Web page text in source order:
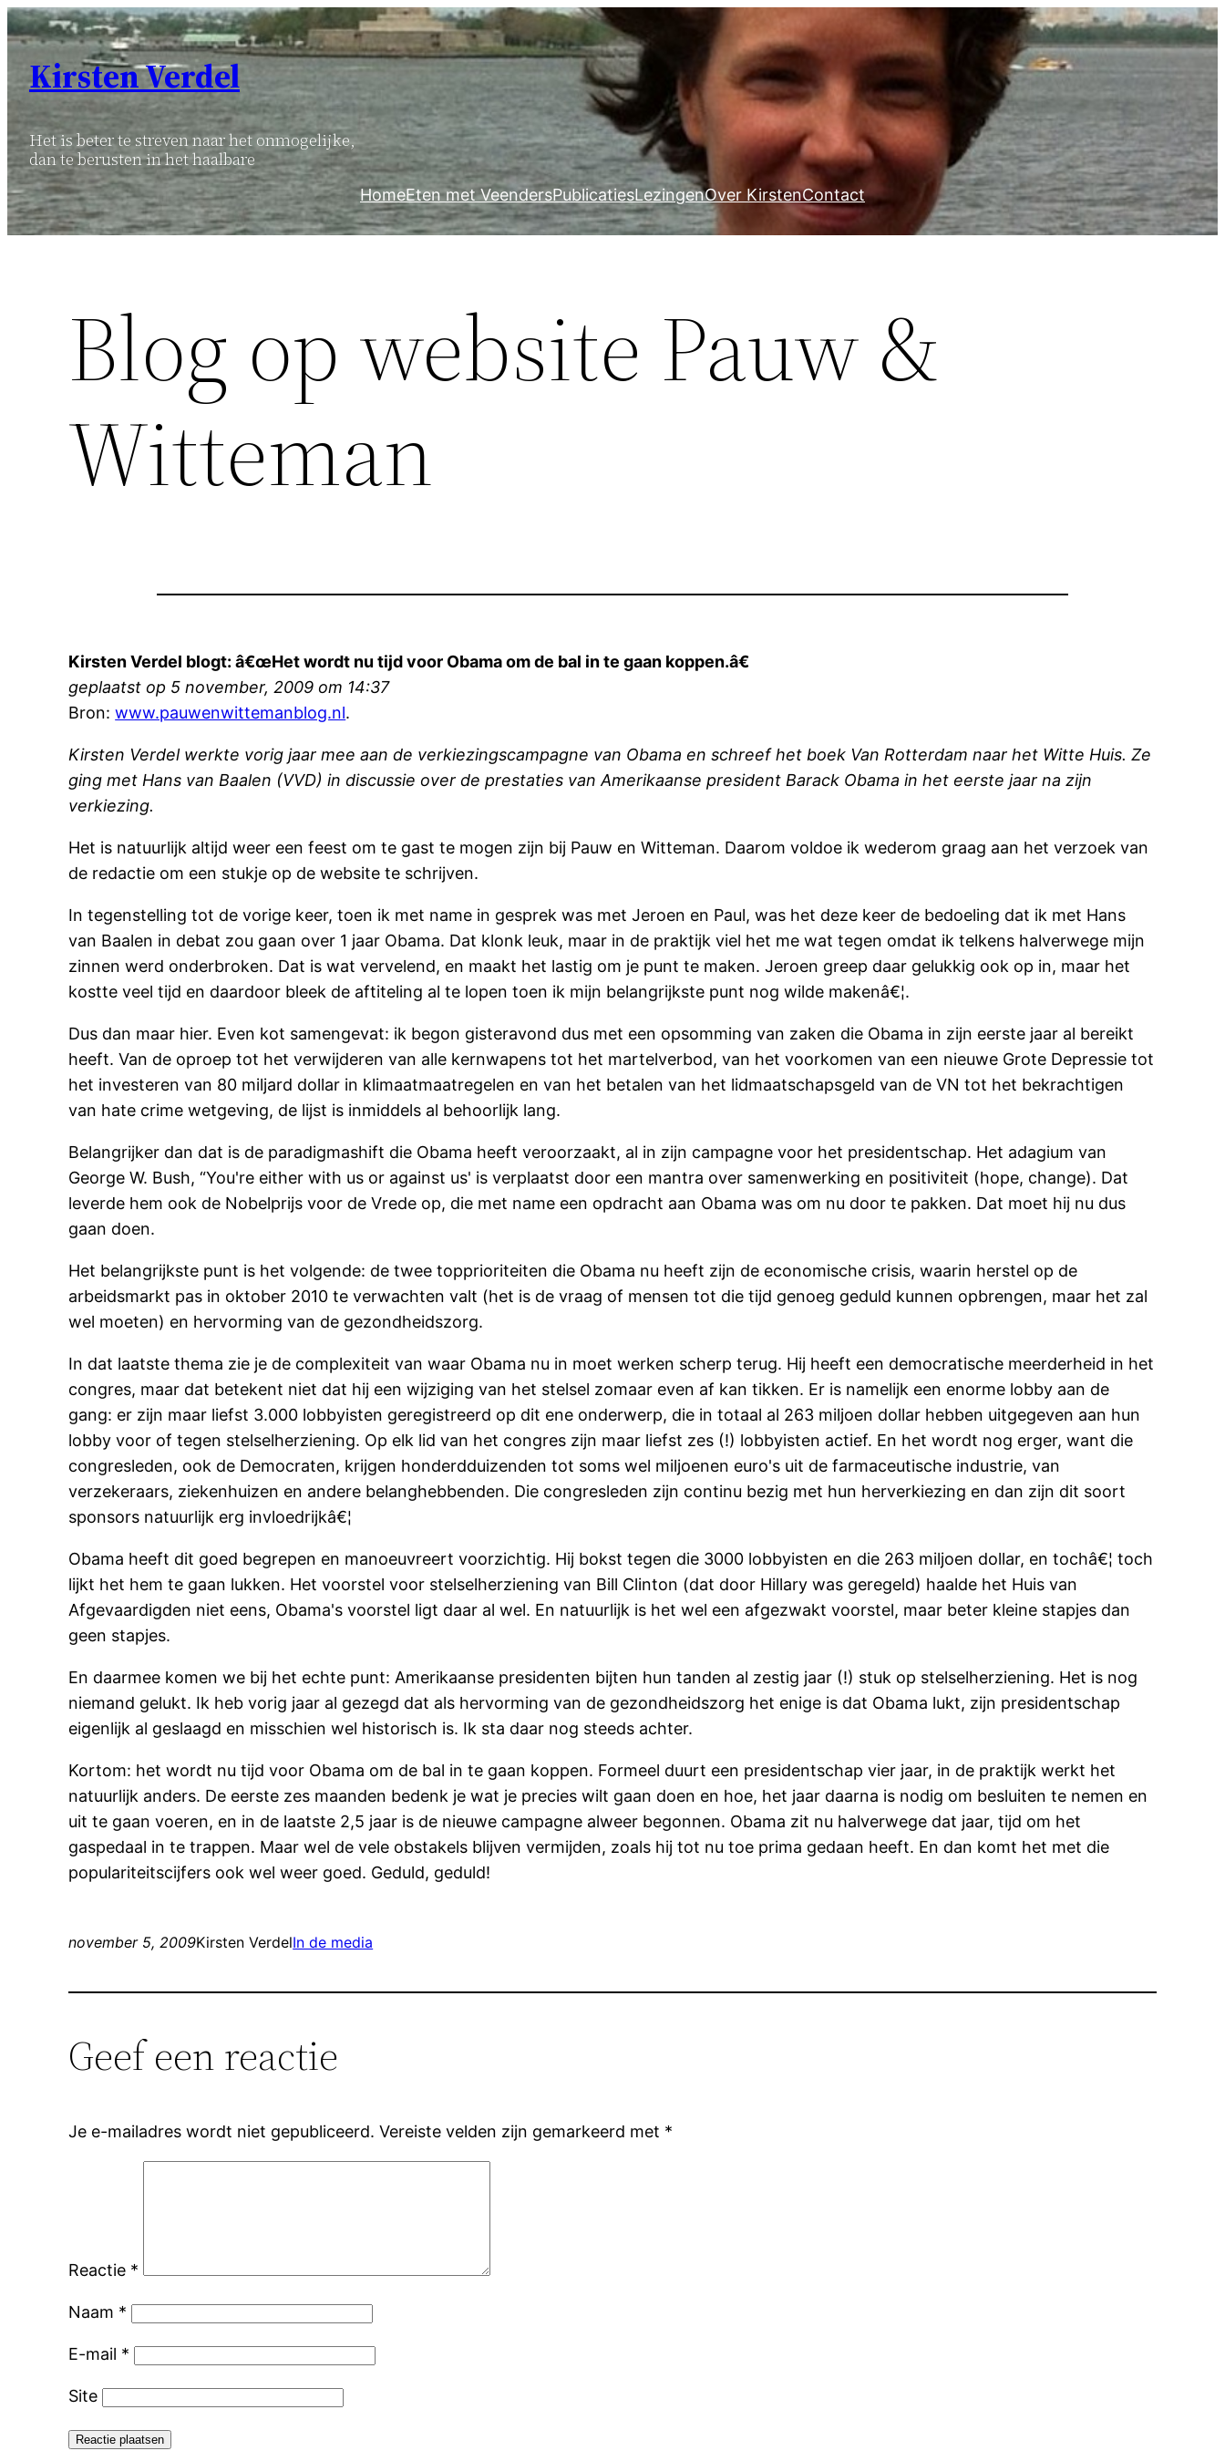
Ga
naar
inhoud
Kirsten Verdel
Het is beter te streven naar het onmogelijke,
dan te berusten in het haalbare
HomeEten met VeendersPublicatiesLezingenOver KirstenContact
Blog op website Pauw &
Witteman
Kirsten Verdel blogt: â€œHet wordt nu tijd voor Obama om de bal in te gaan koppen.â€
geplaatst op 5 november, 2009 om 14:37
Bron:www.pauwenwittemanblog.nl.
Kirsten Verdel werkte vorig jaar mee aan de verkiezingscampagne van Obama en schreef het boek Van Rotterdam naar het Witte Huis. Ze
ging met Hans van Baalen (VVD) in discussie over de prestaties van Amerikaanse president Barack Obama in het eerste jaar na zijn
verkiezing.
Het is natuurlijk altijd weer een feest om te gast te mogen zijn bij Pauw en Witteman. Daarom voldoe ik wederom graag aan het verzoek van
de redactie om een stukje op de website te schrijven.
In tegenstelling tot de vorige keer, toen ik met name in gesprek was met Jeroen en Paul, was het deze keer de bedoeling dat ik met Hans
van Baalen in debat zou gaan over 1 jaar Obama. Dat klonk leuk, maar in de praktijk viel het me wat tegen omdat ik telkens halverwege mijn
zinnen werd onderbroken. Dat is wat vervelend, en maakt het lastig om je punt te maken. Jeroen greep daar gelukkig ook op in, maar het
kostte veel tijd en daardoor bleek de aftiteling al te lopen toen ik mijn belangrijkste punt nog wilde makenâ€¦.
Dus dan maar hier. Even kot samengevat: ik begon gisteravond dus met een opsomming van zaken die Obama in zijn eerste jaar al bereikt
heeft. Van de oproep tot het verwijderen van alle kernwapens tot het martelverbod, van het voorkomen van een nieuwe Grote Depressie tot
het investeren van 80 miljard dollar in klimaatmaatregelen en van het betalen van het lidmaatschapsgeld van de VN tot het bekrachtigen
van hate crime wetgeving, de lijst is inmiddels al behoorlijk lang.
Belangrijker dan dat is de paradigmashift die Obama heeft veroorzaakt, al in zijn campagne voor het presidentschap. Het adagium van
George W. Bush, “You're either with us or against us' is verplaatst door een mantra over samenwerking en positiviteit (hope, change). Dat
leverde hem ook de Nobelprijs voor de Vrede op, die met name een opdracht aan Obama was om nu door te pakken. Dat moet hij nu dus
gaan doen.
Het belangrijkste punt is het volgende: de twee topprioriteiten die Obama nu heeft zijn de economische crisis, waarin herstel op de
arbeidsmarkt pas in oktober 2010 te verwachten valt (het is de vraag of mensen tot die tijd genoeg geduld kunnen opbrengen, maar het zal
wel moeten) en hervorming van de gezondheidszorg.
In dat laatste thema zie je de complexiteit van waar Obama nu in moet werken scherp terug. Hij heeft een democratische meerderheid in het
congres, maar dat betekent niet dat hij een wijziging van het stelsel zomaar even af kan tikken. Er is namelijk een enorme lobby aan de
gang: er zijn maar liefst 3.000 lobbyisten geregistreerd op dit ene onderwerp, die in totaal al 263 miljoen dollar hebben uitgegeven aan hun
lobby voor of tegen stelselherziening. Op elk lid van het congres zijn maar liefst zes (!) lobbyisten actief. En het wordt nog erger, want die
congresleden, ook de Democraten, krijgen honderdduizenden tot soms wel miljoenen euro's uit de farmaceutische industrie, van
verzekeraars, ziekenhuizen en andere belanghebbenden. Die congresleden zijn continu bezig met hun herverkiezing en dan zijn dit soort
sponsors natuurlijk erg invloedrijkâ€¦
Obama heeft dit goed begrepen en manoeuvreert voorzichtig. Hij bokst tegen die 3000 lobbyisten en die 263 miljoen dollar, en tochâ€¦ toch
lijkt het hem te gaan lukken. Het voorstel voor stelselherziening van Bill Clinton (dat door Hillary was geregeld) haalde het Huis van
Afgevaardigden niet eens, Obama's voorstel ligt daar al wel. En natuurlijk is het wel een afgezwakt voorstel, maar beter kleine stapjes dan
geen stapjes.
En daarmee komen we bij het echte punt: Amerikaanse presidenten bijten hun tanden al zestig jaar (!) stuk op stelselherziening. Het is nog
niemand gelukt. Ik heb vorig jaar al gezegd dat als hervorming van de gezondheidszorg het enige is dat Obama lukt, zijn presidentschap
eigenlijk al geslaagd en misschien wel historisch is. Ik sta daar nog steeds achter.
Kortom: het wordt nu tijd voor Obama om de bal in te gaan koppen. Formeel duurt een presidentschap vier jaar, in de praktijk werkt het
natuurlijk anders. De eerste zes maanden bedenk je wat je precies wilt gaan doen en hoe, het jaar daarna is nodig om besluiten te nemen en
uit te gaan voeren, en in de laatste 2,5 jaar is de nieuwe campagne alweer begonnen. Obama zit nu halverwege dat jaar, tijd om het
gaspedaal in te trappen. Maar wel de vele obstakels blijven vermijden, zoals hij tot nu toe prima gedaan heeft. En dan komt het met die
populariteitscijfers ook wel weer goed. Geduld, geduld!
november 5, 2009Kirsten VerdelIn de media
Geef een reactie
Je e-mailadres wordt niet gepubliceerd. Vereiste velden zijn gemarkeerd met *
Reactie *
Naam *
E-mail *
Site